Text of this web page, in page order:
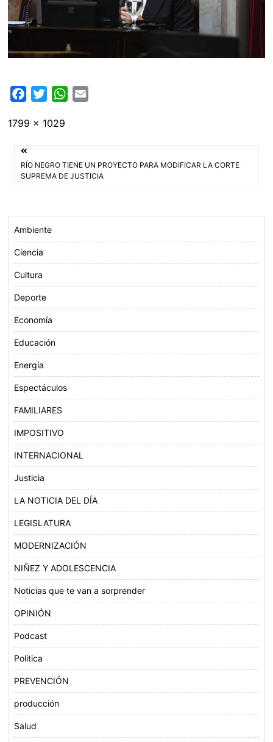
c
b
o
i
e
W
A
Tamaño
1799 × 1029
Navegación
de
RÍO NEGRO TIENE UN PROYECTO PARA MODIFICAR LA CORTE
SUPREMA DE JUSTICIA
Ambiente
Ciencia
Cultura
Deporte
Economía
Educación
Energía
Espectáculos
FAMILIARES
IMPOSITIVO
INTERNACIONAL
Justicia
LA NOTICIA DEL DÍA
LEGISLATURA
MODERNIZACIÓN
NIÑEZ Y ADOLESCENCIA
Noticias que te van a sorprender
OPINIÓN
Podcast
Politica
PREVENCIÓN
producción
Salud